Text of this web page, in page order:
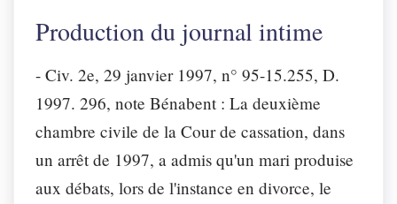
Production du journal intime
- Civ. 2e, 29 janvier 1997, n° 95-15.255, D.
1997. 296, note Bénabent : La deuxième
chambre civile de la Cour de cassation, dans
un arrêt de 1997, a admis qu'un mari produise
aux débats, lors de l'instance en divorce, le